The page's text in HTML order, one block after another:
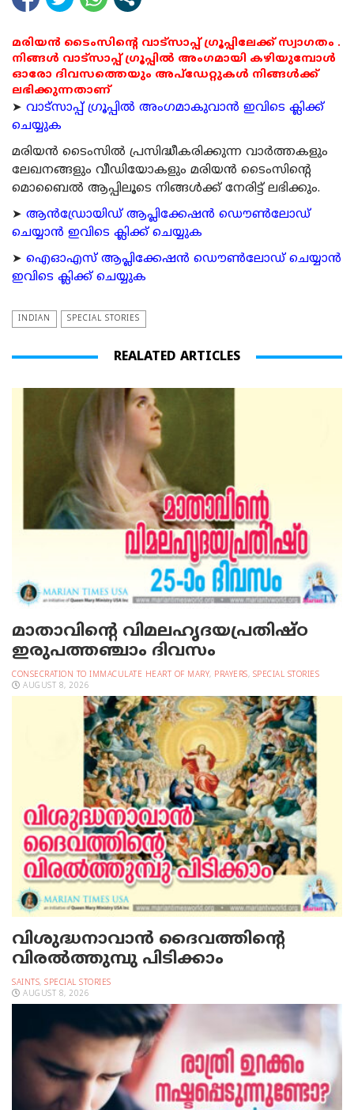
മരിയൻ ടൈംസിന്റെ വാട്സാപ്പ് ഗ്രൂപ്പിലേക്ക് സ്വാഗതം .
നിങ്ങൾ വാട്സാപ്പ് ഗ്രൂപ്പിൽ അംഗമായി കഴിയുമ്പോൾ
ഓരോ ദിവസത്തെയും അപ്ഡേറ്റുകൾ നിങ്ങൾക്ക്
ലഭിക്കുന്നതാണ്
➤ വാട്സാപ്പ് ഗ്രൂപ്പിൽ അംഗമാകുവാൻ ഇവിടെ ക്ലിക്ക്
ചെയ്യുക
മരിയന്‍ ടൈംസില്‍ പ്രസിദ്ധീകരിക്കുന്ന വാര്‍ത്തകളും
ലേഖനങ്ങളും വീഡിയോകളും മരിയന്‍ ടൈംസിന്റെ
മൊബൈല്‍ ആപ്പിലൂടെ നിങ്ങള്‍ക്ക് നേരിട്ട് ലഭിക്കും.
➤ ആന്‍ഡ്രോയിഡ് ആപ്ലിക്കേഷന്‍ ഡൌണ്‍ലോഡ്
ചെയ്യാന്‍ ഇവിടെ ക്ലിക്ക് ചെയ്യുക
➤ ഐഓഎസ് ആപ്ലിക്കേഷന്‍ ഡൌണ്‍ലോഡ് ചെയ്യാന്‍
ഇവിടെ ക്ലിക്ക് ചെയ്യുക
INDIAN SPECIAL STORIES
REALATED ARTICLES
മാതാവിന്റെ വിമലഹൃദയപ്രതിഷ്ഠ
ഇരുപത്തഞ്ചാം ദിവസം
CONSECRATION TO IMMACULATE HEART OF MARY, PRAYERS, SPECIAL STORIES
AUGUST 8, 2026
വിശുദ്ധനാവാന്‍ ദൈവത്തിന്റെ
വിരല്‍ത്തുമ്പു പിടിക്കാം
SAINTS, SPECIAL STORIES
AUGUST 8, 2026